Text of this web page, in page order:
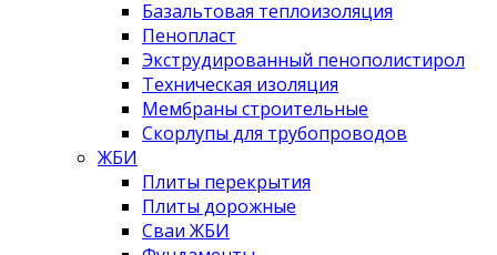
Базальтовая теплоизоляция
Пенопласт
Экструдированный пенополистирол
Техническая изоляция
Мембраны строительные
Скорлупы для трубопроводов
ЖБИ
Плиты перекрытия
Плиты дорожные
Сваи ЖБИ